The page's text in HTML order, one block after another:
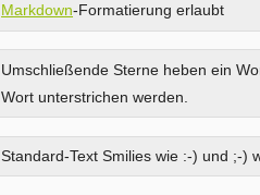
Markdown-Formatierung erlaubt
Umschließende Sterne heben ein
Wort unterstrichen werden.
Standard-Text Smilies wie :-) und ;-)